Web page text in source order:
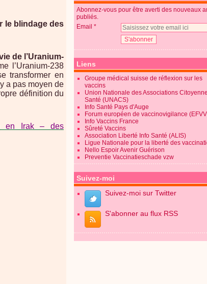
le blindage des
de l’Uranium-
l’Uranium-238
transformer en
a pas moyen de
définition du
en Irak – des
Abonnez-vous pour être averti des nouveaux
publiés.
Email
Liens
Groupe médical suisse de réflexion sur les
vaccins
Union Nationale des Associations
Santé (UNACS)
Info Santé Pays d'Auge
Forum européen de vaccinovigilance
Info Vaccins France
Sûreté Vaccins
Association Liberté Info Santé (ALIS)
Ligue Nationale pour la liberté des
Nello Espoir Avenir Guérison
Preventie Vaccinatieschade vzw
Suivez-moi
Suivez-moi sur Twitter
S'abonner au flux RSS